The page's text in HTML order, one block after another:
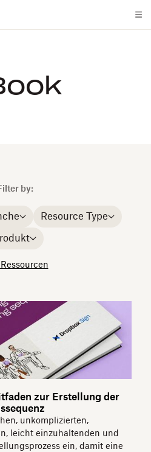
by:
Resource Type
zur Erstellung der
unkomplizierten,
leicht einzuhaltenden und
ein, damit eine